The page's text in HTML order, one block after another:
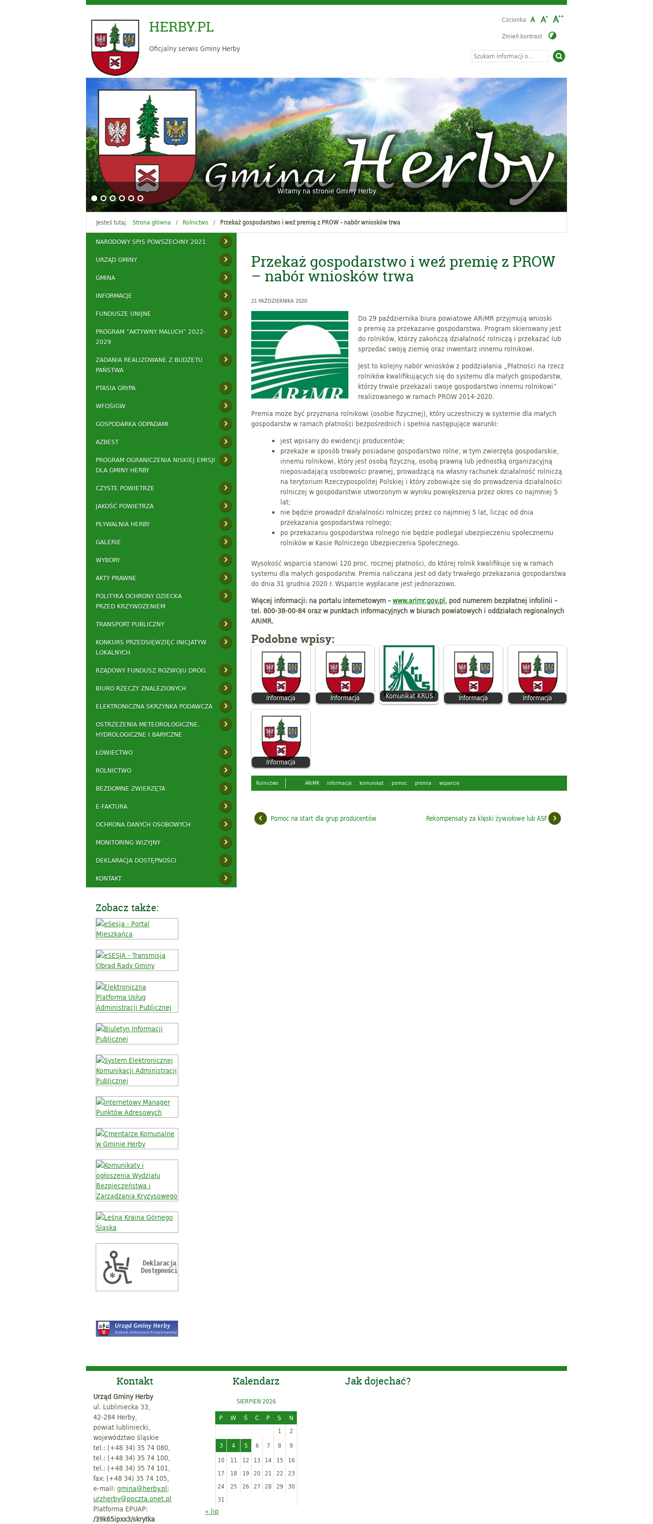
Czcionka
Zmień kontrast
HERBY.PL
Oficjalny serwis Gminy Herby
Witamy na stronie Gminy Herby
Jesteś tutaj: Strona główna Rolnictwo Przekaż gospodarstwo i weź premię z PROW – nabór wniosków trwa
NARODOWY SPIS POWSZECHNY 2021
URZĄD GMINY
GMINA
INFORMACJE
FUNDUSZE UNIJNE
PROGRAM ”AKTYWNY MALUCH” 2022-
2029
ZADANIA REALIZOWANE Z BUDŻETU
PAŃSTWA
PTASIA GRYPA
WFOŚIGW
GOSPODARKA ODPADAMI
AZBEST
PROGRAM OGRANICZENIA NISKIEJ EMISJI
DLA GMINY HERBY
CZYSTE POWIETRZE
JAKOŚĆ POWIETRZA
PŁYWALNIA HERBY
GALERIE
WYBORY
AKTY PRAWNE
POLITYKA OCHRONY DZIECKA
PRZED KRZYWDZENIEM
TRANSPORT PUBLICZNY
KONKURS PRZEDSIĘWZIĘĆ INICJATYW
LOKALNYCH
RZĄDOWY FUNDUSZ ROZWOJU DRÓG
BIURO RZECZY ZNALEZIONYCH
ELEKTRONICZNA SKRZYNKA PODAWCZA
OSTRZEŻENIA METEOROLOGICZNE,
HYDROLOGICZNE I BARYCZNE
ŁOWIECTWO
ROLNICTWO
BEZDOMNE ZWIERZĘTA
E-FAKTURA
OCHRONA DANYCH OSOBOWYCH
MONITORING WIZYJNY
DEKLARACJA DOSTĘPNOŚCI
KONTAKT
Zobacz także:
Przekaż gospodarstwo i weź premię z PROW
– nabór wniosków trwa
21 PAŹDZIERNIKA 2020
Do 29 października biura powiatowe ARiMR przyjmują wnioski
o premię za przekazanie gospodarstwa. Program skierowany jest
do rolników, którzy zakończą działalność rolniczą i przekazać lub
sprzedać swoją ziemię oraz inwentarz innemu rolnikowi.
Jest to kolejny nabór wniosków z poddziałania „Płatności na rzecz
rolników kwalifikujących się do systemu dla małych gospodarstw,
którzy trwale przekazali swoje gospodarstwo innemu rolnikowi”
realizowanego w ramach PROW 2014-2020.
Premia może być przyznana rolnikowi (osobie fizycznej), który uczestniczy w systemie dla małych
gospodarstw w ramach płatności bezpośrednich i spełnia następujące warunki:
jest wpisany do ewidencji producentów;
przekaże w sposób trwały posiadane gospodarstwo rolne, w tym zwierzęta gospodarskie,
innemu rolnikowi, który jest osobą fizyczną, osobą prawną lub jednostką organizacyjną
nieposiadającą osobowości prawnej, prowadzącą na własny rachunek działalność rolniczą
na terytorium Rzeczypospolitej Polskiej i który zobowiąże się do prowadzenia działalności
rolniczej w gospodarstwie utworzonym w wyniku powiększenia przez okres co najmniej 5
lat;
nie będzie prowadził działalności rolniczej przez co najmniej 5 lat, licząc od dnia
przekazania gospodarstwa rolnego;
po przekazaniu gospodarstwa rolnego nie będzie podlegał ubezpieczeniu społecznemu
rolników w Kasie Rolniczego Ubezpieczenia Społecznego.
Wysokość wsparcia stanowi 120 proc. rocznej płatności, do której rolnik kwalifikuje się w ramach
systemu dla małych gospodarstw. Premia naliczana jest od daty trwałego przekazania gospodarstwa
do dnia 31 grudnia 2020 r. Wsparcie wypłacane jest jednorazowo.
Więcej informacji: na portalu internetowym –www.arimr.gov.pl, pod numerem bezpłatnej infolinii –
tel. 800-38-00-84 oraz w punktach informacyjnych w biurach powiatowych i oddziałach regionalnych
ARiMR.
Podobne wpisy:
Informacja Informacja Komunikat KRUS Informacja Informacja
Informacja
Rolnictwo Tagi: ARiMR , informacja , komunikat , pomoc , premia , wsparcie
Pomoc na start dla grup producentów Rekompensaty za klęski żywiołowe lub ASF
Kontakt
Urząd Gminy Herby
ul. Lubliniecka 33,
42-284 Herby,
powiat lubliniecki,
województwo śląskie
tel.: (+48 34) 35 74 080,
tel.: (+48 34) 35 74 100,
tel.: (+48 34) 35 74 101,
fax: (+48 34) 35 74 105,
e-mail: gmina@herby.pl;
urzherby@poczta.onet.pl
Platforma EPUAP:
/39k65ipxx3/skrytka
Kalendarz
SIERPIEŃ 2026
P
W Ś C P S
N
1
2
3
4 5 6 7 8
9
10
11 12 13 14 15
16
17
18 19 20 21 22
23
24
25 26 27 28 29
30
31
« lip
Jak dojechać?